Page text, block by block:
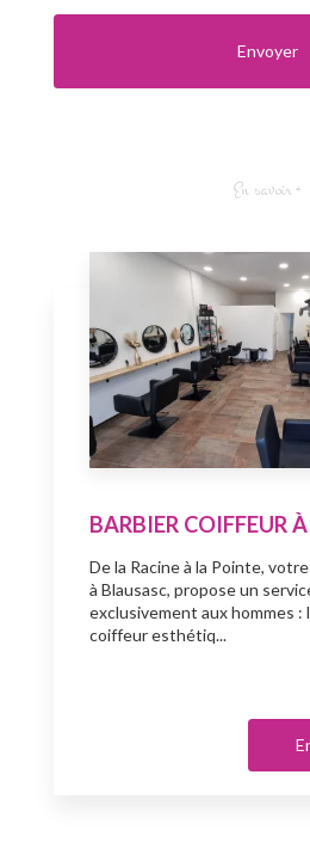
En savoir +
BARBIER COIFFEUR
De la Racine à la Pointe,
à Blausasc, propose un
exclusivement aux hommes :
coiffeur esthétiq...